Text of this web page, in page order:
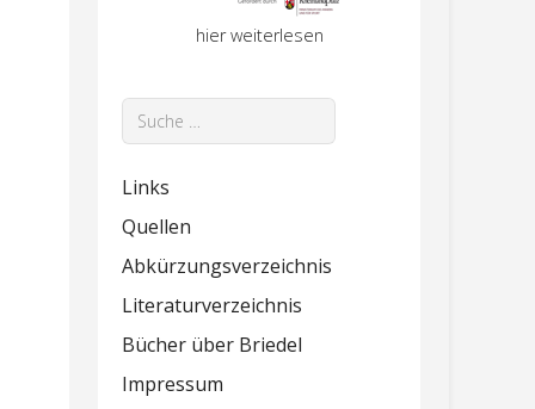
hier weiterlesen
Suchen
Links
Quellen
Abkürzungsverzeichnis
Literaturverzeichnis
Bücher über Briedel
Impressum